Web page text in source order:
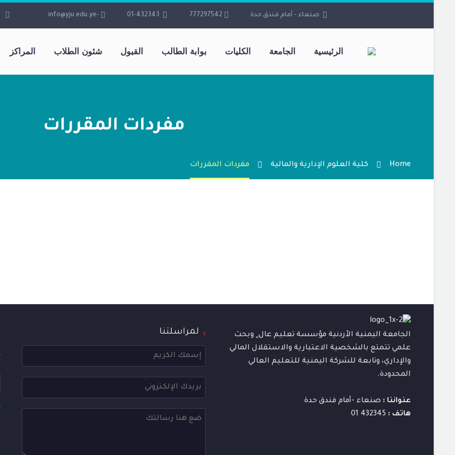
صنعاء - أمام فندق حدة 777297542
-info@yju.edu.ye
الرئيسية الجامعة الكليات بوابة الطالب القبول شئون الطلاب المراكز
مفردات المقررات
Home كلية العلوم الإدارية والمالية مفردات المقررات
لمراسلتنا
الجامعة اليمنية الأردنية مؤسسة تعليم عال ٍ وبحث
علمي تتمتع بالشخصية الاعتبارية والاستقلال المالي
والإداري، وتابعة للشركة اليمنية للتعليم العالي
المحدودة.
عنواننا : صنعاء -أمام فندق حدة
هاتف :